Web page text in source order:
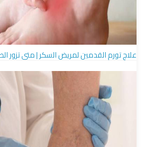
علاج تورم القدمين لمريض السكر | متى تزور